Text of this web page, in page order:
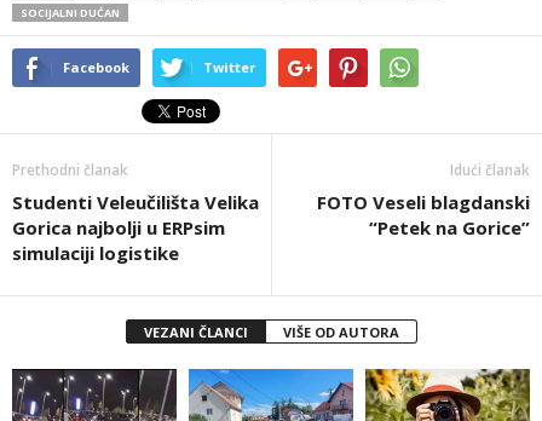
SOCIJALNI DUĆAN
Facebook Twitter
Prethodni članak
Studenti Veleučilišta Velika
Gorica najbolji u ERPsim
simulaciji logistike
Idući članak
FOTO Veseli blagdanski
“Petek na Gorice”
VEZANI ČLANCI VIŠE OD AUTORA